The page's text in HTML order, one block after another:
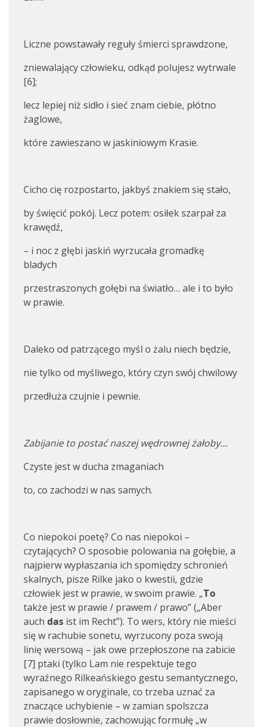
Liczne powstawały reguły śmierci sprawdzone,
zniewalający człowieku, odkąd polujesz wytrwale
[6];
lecz lepiej niż sidło i sieć znam ciebie, płótno
żaglowe,
które zawieszano w jaskiniowym Krasie.
Cicho cię rozpostarto, jakbyś znakiem się stało,
by święcić pokój. Lecz potem: osiłek szarpał za
krawędź,
– i noc z głębi jaskiń wyrzucała gromadkę
bladych
przestraszonych gołębi na światło… ale i to było
w prawie.
Daleko od patrzącego myśl o żalu niech będzie,
nie tylko od myśliwego, który czyn swój chwilowy
przedłuża czujnie i pewnie.
Zabijanie to postać naszej wędrownej żałoby…
Czyste jest w ducha zmaganiach
to, co zachodzi w nas samych.
Co niepokoi poetę? Co nas niepokoi –
czytających? O sposobie polowania na gołębie, a
najpierw wypłaszania ich spomiędzy schronień
skalnych, pisze Rilke jako o kwestii, gdzie
człowiek jest w prawie, w swoim prawie. „To
także jest w prawie / prawem / prawo” („Aber
auch das ist im Recht”). To wers, który nie mieści
się w rachubie sonetu, wyrzucony poza swoją
linię wersową – jak owe przepłoszone na zabicie
[7] ptaki (tylko Lam nie respektuje tego
wyraźnego Rilkeańskiego gestu semantycznego,
zapisanego w oryginale, co trzeba uznać za
znaczące uchybienie – w zamian spolszcza
prawie dosłownie, zachowując formułę „w